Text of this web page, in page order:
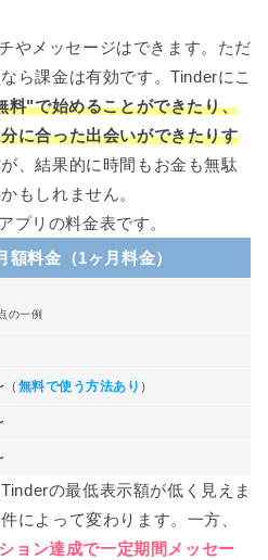
やメッセージはできます。ただ
ら課金は有効です。Tinderにこ
料"で始めることができたり、
に合った出会いができたりす
、結果的に時間もお金も無駄
もしれません。
プリの料金表です。
額料金（1ヶ月料金）
の一例
無料で使う方法あり ）
の最低表示額が低く見えま
によって変わります。一方、
ョン達成で一定期間メッセー